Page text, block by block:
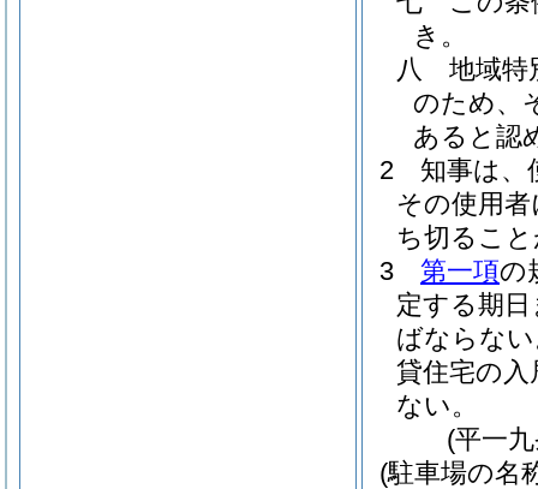
き。
八
地域特
のため、
あると認
2
知事は、
その使用
ち切るこ
3
第一項の
定する期
ばならな
貸住宅の
ない。
(平一
(駐車場の名